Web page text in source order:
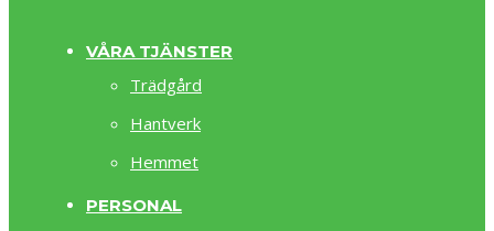
VÅRA TJÄNSTER
Trädgård
Hantverk
Hemmet
PERSONAL